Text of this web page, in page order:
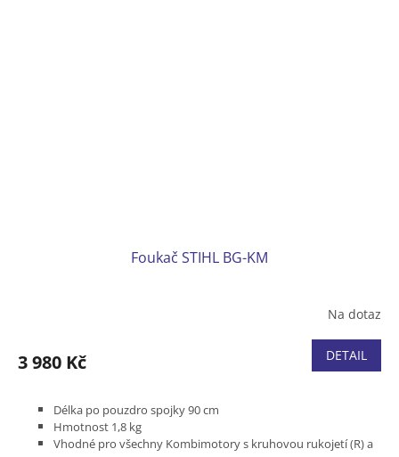
Foukač STIHL BG-KM
Na dotaz
3 980 Kč DETAIL
Délka po pouzdro spojky 90 cm
Hmotnost 1,8 kg
Vhodné pro všechny Kombimotory s kruhovou rukojetí (R) a